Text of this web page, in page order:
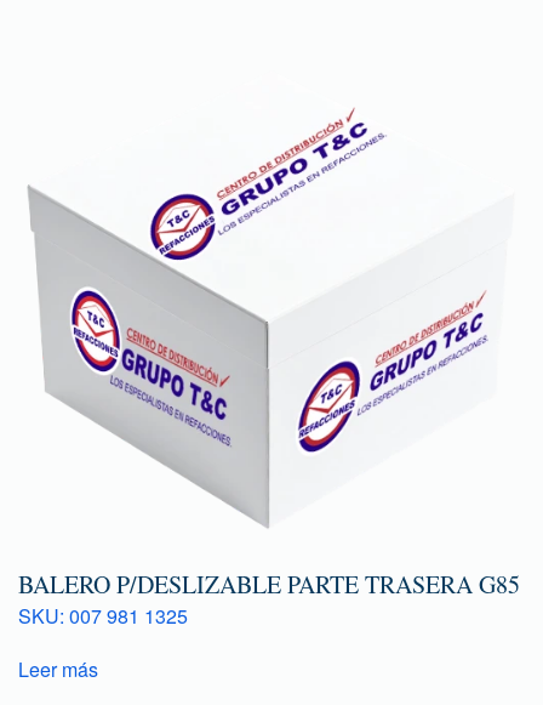
BALERO P/DESLIZABLE PARTE TRASERA G85
SKU: 007 981 1325
Leer más